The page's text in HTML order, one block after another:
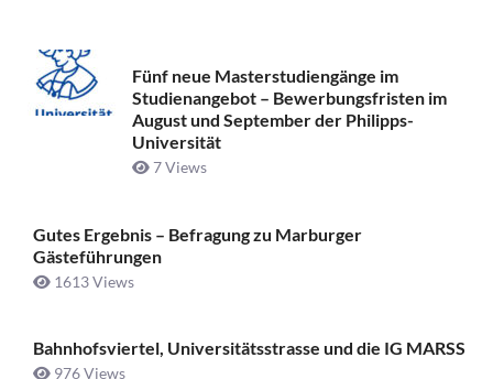
Fünf neue Masterstudiengänge im
Studienangebot – Bewerbungsfristen im
August und September der Philipps-
Universität
7 Views
Gutes Ergebnis – Befragung zu Marburger
Gästeführungen
1613 Views
Bahnhofsviertel, Universitätsstrasse und die IG MARSS
976 Views